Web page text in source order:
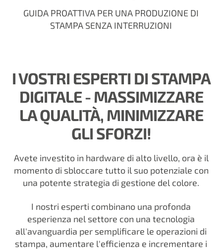
GUIDA PROATTIVA PER UNA PRODUZIONE DI
STAMPA SENZA INTERRUZIONI
I VOSTRI ESPERTI DI STAMPA
DIGITALE - MASSIMIZZARE
LA QUALITÀ, MINIMIZZARE
GLI SFORZI!
Avete investito in hardware di alto livello, ora è il
momento di sbloccare tutto il suo potenziale con
una potente strategia di gestione del colore.
I nostri esperti combinano una profonda
esperienza nel settore con una tecnologia
all'avanguardia per semplificare le operazioni di
stampa, aumentare l'efficienza e incrementare i